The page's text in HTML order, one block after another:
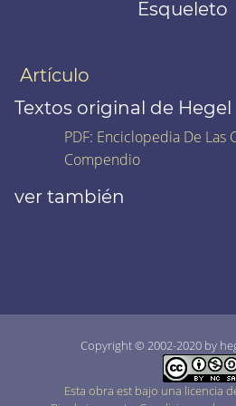
Esqueleto
Artículo
Textos original de Hegel
PDF: Enciclopedia De Las
Compendio
ver también
Copyright © 2002-2020 by
Esta obra est bajo una licencia